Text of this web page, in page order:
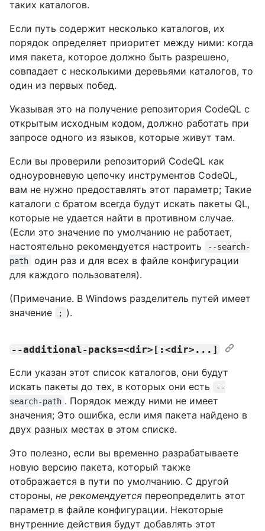
таких каталогов.
Если путь содержит несколько каталогов, их
порядок определяет приоритет между ними: когда
имя пакета, которое должно быть разрешено,
совпадает с несколькими деревьями каталогов, то
один из первых побед.
Указывая это на получение репозитория CodeQL с
открытым исходным кодом, должно работать при
запросе одного из языков, которые живут там.
Если вы проверили репозиторий CodeQL как
одноуровневую цепочку инструментов CodeQL,
вам не нужно предоставлять этот параметр; Такие
каталоги с братом всегда будут искать пакеты QL,
которые не удается найти в противном случае.
(Если это значение по умолчанию не работает,
настоятельно рекомендуется настроить
--search-
path
один раз и для всех в файле конфигурации
для каждого пользователя).
(Примечание. В Windows разделитель путей имеет
значение
; ).
--additional-packs=<dir>[:<dir>...]
Если указан этот список каталогов, они будут
искать пакеты до тех, в которых они есть
--
search-path . Порядок между ними не имеет
значения; Это ошибка, если имя пакета найдено в
двух разных местах в этом списке.
Это полезно, если вы временно разрабатываете
новую версию пакета, который также
отображается в пути по умолчанию. С другой
стороны, не рекомендуется переопределить этот
параметр в файле конфигурации. Некоторые
внутренние действия будут добавлять этот